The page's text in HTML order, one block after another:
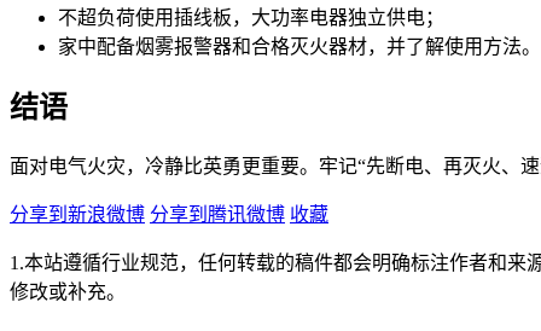
不超负荷使用插线板，大功率电器独立供电；
家中配备烟雾报警器和合格灭火器材，并了解使用方法。
结语
面对电气火灾，冷静比英勇更重要。牢记“先断电、再灭火、
分享到新浪微博 分享到腾讯微博 收藏
1.本站遵循行业规范，任何转载的稿件都会明确标注作者和
修改或补充。